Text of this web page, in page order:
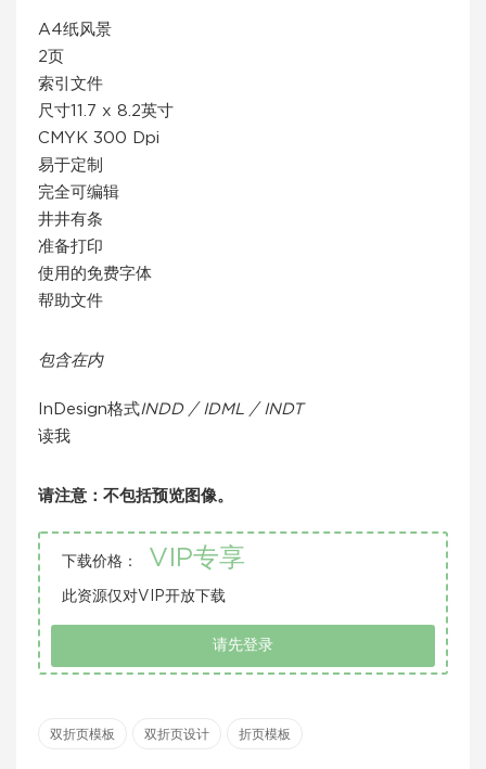
A4纸风景
2页
索引文件
尺寸11.7 x 8.2英寸
CMYK 300 Dpi
易于定制
完全可编辑
井井有条
准备打印
使用的免费字体
帮助文件
包含在内
InDesign格式INDD / IDML / INDT
读我
请注意：不包括预览图像。
下载价格： VIP专享
此资源仅对VIP开放下载
请先登录
双折页模板 双折页设计 折页模板